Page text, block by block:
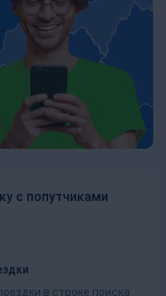
с попутчиками
в строке поиска